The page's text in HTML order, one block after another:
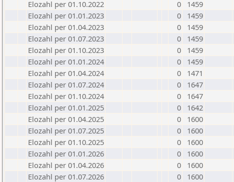
Elozahl per 01.10.2022
0
1459
Elozahl per 01.01.2023
0
1459
Elozahl per 01.04.2023
0
1459
Elozahl per 01.07.2023
0
1459
Elozahl per 01.10.2023
0
1459
Elozahl per 01.01.2024
0
1459
Elozahl per 01.04.2024
0
1471
Elozahl per 01.07.2024
0
1647
Elozahl per 01.10.2024
0
1647
Elozahl per 01.01.2025
0
1642
Elozahl per 01.04.2025
0
1600
Elozahl per 01.07.2025
0
1600
Elozahl per 01.10.2025
0
1600
Elozahl per 01.01.2026
0
1600
Elozahl per 01.04.2026
0
1600
Elozahl per 01.07.2026
0 1600